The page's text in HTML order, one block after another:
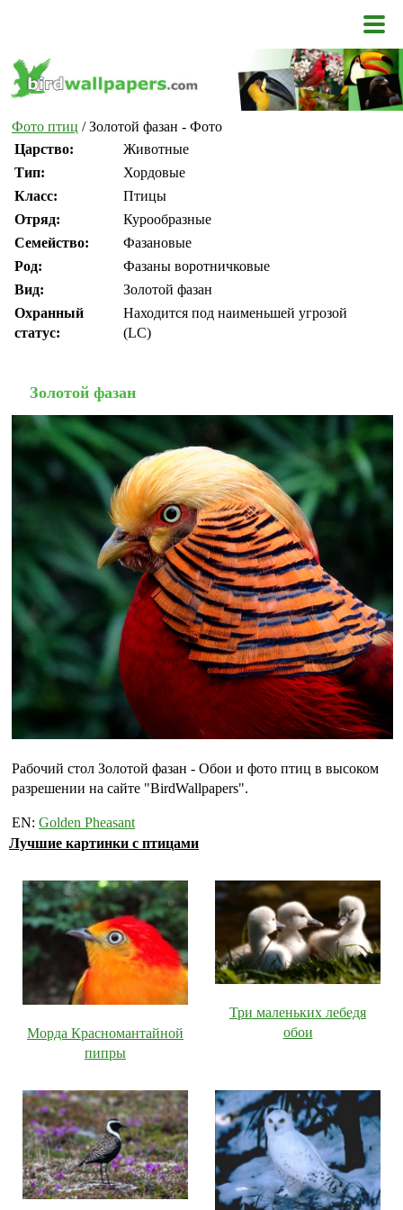
Фото птиц / Золотой фазан - Фото
Царство:
Животные
Тип:
Хордовые
Класс:
Птицы
Отряд:
Курообразные
Семейство:
Фазановые
Род:
Фазаны воротничковые
Вид:
Золотой фазан
Охранный
статус:
Находится под наименьшей угрозой
(LC)
Золотой фазан
Рабочий стол Золотой фазан - Обои и фото птиц в высоком
разрешении на сайте "BirdWallpapers".
EN: Golden Pheasant
Лучшие картинки с птицами
Морда Красномантайной
пипры
Три маленьких лебедя
обои